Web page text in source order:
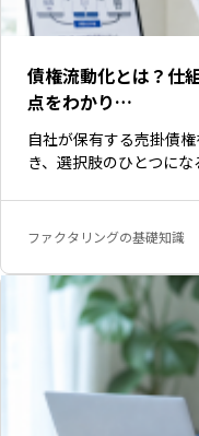
債権流動化とは？仕
点をわかり…
自社が保有する売掛債
き、選択肢のひとつに
ファクタリングの基礎知識